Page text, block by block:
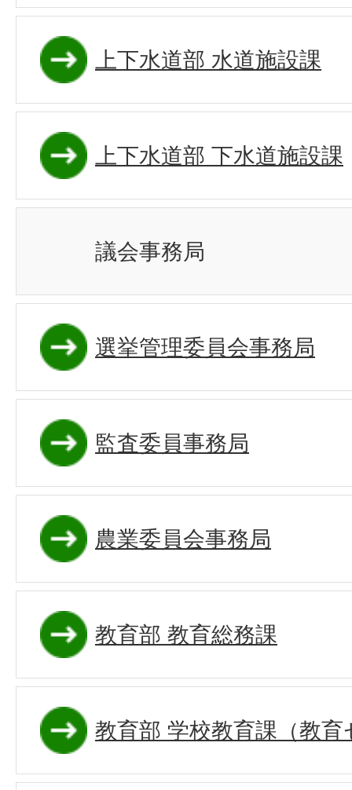
上下水道部 水道施設課
上下水道部 下水道施設課
議会事務局
選挙管理委員会事務局
監査委員事務局
農業委員会事務局
教育部 教育総務課
教育部 学校教育課（教